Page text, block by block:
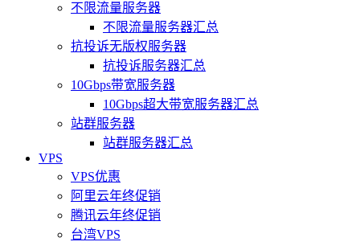
不限流量服务器
不限流量服务器汇总
抗投诉无版权服务器
抗投诉服务器汇总
10Gbps带宽服务器
10Gbps超大带宽服务器汇总
站群服务器
站群服务器汇总
VPS
VPS优惠
阿里云年终促销
腾讯云年终促销
台湾VPS